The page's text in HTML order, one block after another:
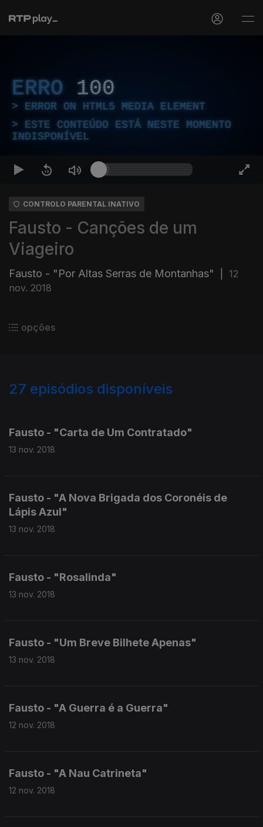
ERRO 100
ERROR ON HTML5 MEDIA ELEMENT
ESTE CONTEÚDO ESTÁ NESTE MOMENTO
INDISPONÍVEL
CONTROLO PARENTAL INATIVO
Fausto - Canções de um
Viageiro
Fausto - "Por Altas Serras de Montanhas"
12
nov. 2018
opções
27 episódios disponíveis
Fausto - "Carta de Um Contratado"
13 nov. 2018
Fausto - "A Nova Brigada dos Coronéis de
Lápis Azul"
13 nov. 2018
Fausto - "Rosalinda"
13 nov. 2018
Fausto - "Um Breve Bilhete Apenas"
13 nov. 2018
Fausto - "A Guerra é a Guerra"
12 nov. 2018
Fausto - "A Nau Catrineta"
12 nov. 2018